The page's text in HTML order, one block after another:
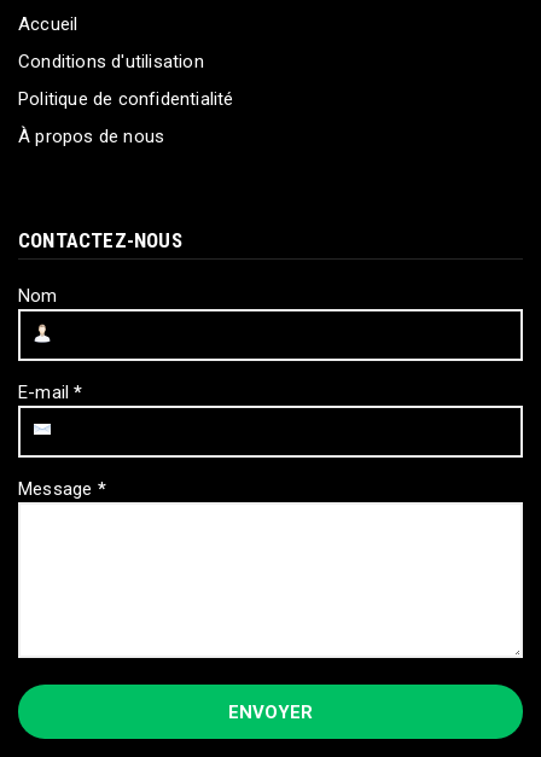
Accueil
Conditions d'utilisation
Politique de confidentialité
À propos de nous
CONTACTEZ-NOUS
Nom
E-mail*
Message *